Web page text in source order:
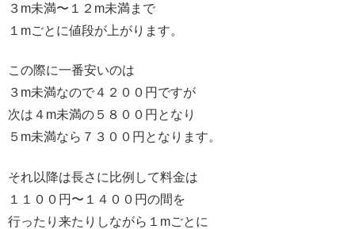
３m未満〜１２m未満まで
１mごとに値段が上がります。
この際に一番安いのは
３m未満なので４２００円ですが
次は４m未満の５８００円となり
５m未満なら７３００円となります。
それ以降は長さに比例して料金は
１１００円〜１４００円の間を
行ったり来たりしながら１mごとに